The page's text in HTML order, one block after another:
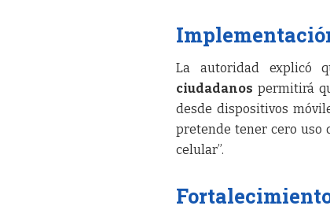
La autoridad explicó
ciudadanos permitirá
desde dispositivos
pretende tener cero uso
celular”.